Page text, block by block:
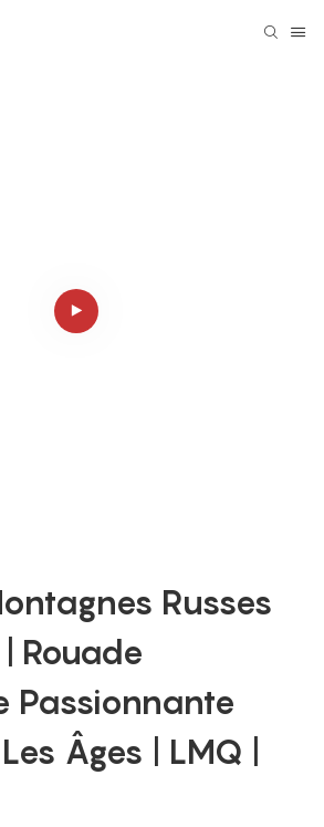
Russes
Rouade
Passionnante
Âges | LMQ |